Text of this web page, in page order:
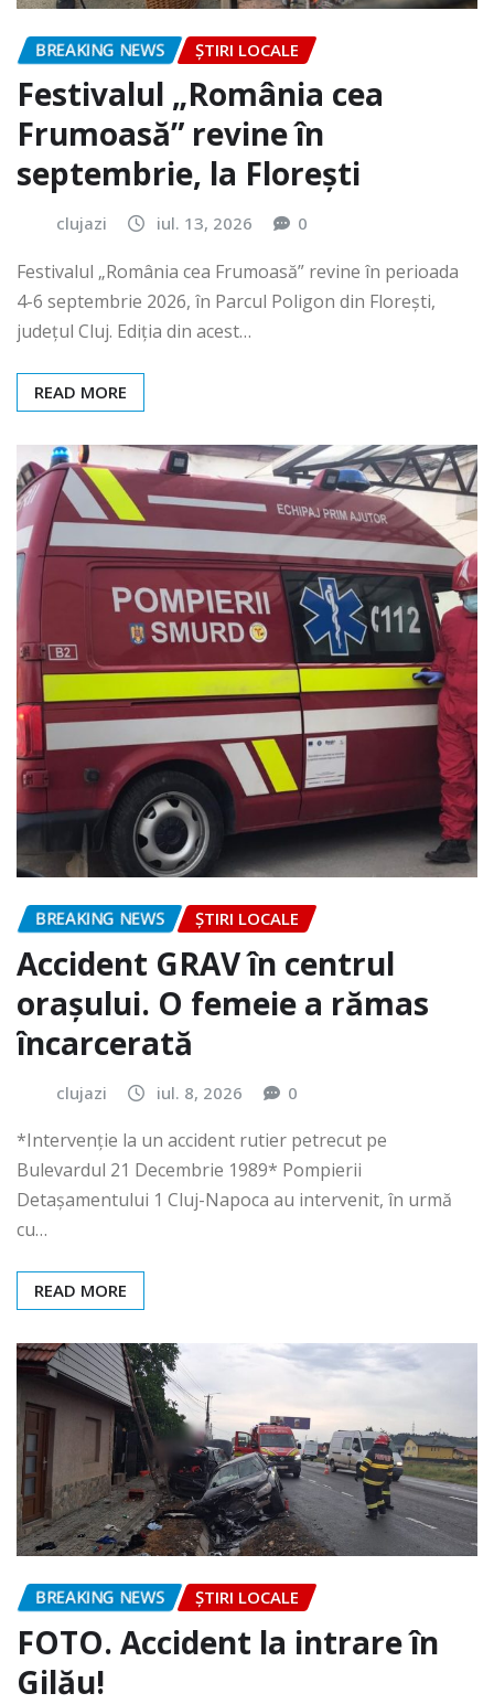
BREAKING NEWS ȘTIRI LOCALE
Festivalul „România cea
Frumoasă” revine în
septembrie, la Florești
clujazi iul. 13, 2026 0
Festivalul „România cea Frumoasă” revine în perioada
4-6 septembrie 2026, în Parcul Poligon din Floreşti,
județul Cluj. Ediția din acest…
READ MORE
BREAKING NEWS ȘTIRI LOCALE
Accident GRAV în centrul
orașului. O femeie a rămas
încarcerată
clujazi iul. 8, 2026 0
*Intervenție la un accident rutier petrecut pe
Bulevardul 21 Decembrie 1989* Pompierii
Detașamentului 1 Cluj-Napoca au intervenit, în urmă
cu…
READ MORE
BREAKING NEWS ȘTIRI LOCALE
FOTO. Accident la intrare în
Gilău!